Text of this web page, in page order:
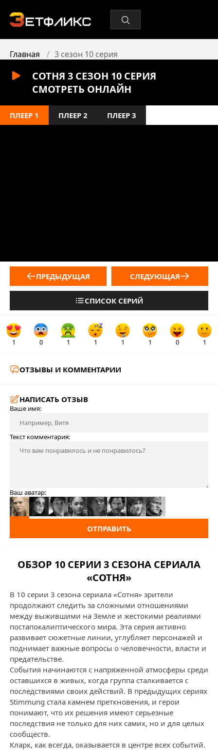
Главная 3 сезон 10 серия
СОТНЯ 3 СЕЗОН 10 СЕРИЯ
СМОТРЕТЬ ОНЛАЙН
ПЛЕЕР 1 ПЛЕЕР 2 ПЛЕЕР 3
ПРЕДЫДУЩАЯ
СПИСОК СЕРИЙ
СЛЕДУЮЩАЯ
1 0 1 1 1 1 0 1
ОТЗЫВЫ И КОММЕНТАРИИ
НАПИСАТЬ ОТЗЫВ
Ваше имя:
Текст комментария:
Ваш аватар:
ОТПРАВИТЬ
ОБЗОР 10 СЕРИИ 3 СЕЗОНА СЕРИАЛА
«СОТНЯ»
В 10 серии 3 сезона сериала «Сотня» зрители
продолжают следить за сложными отношениями
между выжившими на Земле и жестокими реалиями
постапокалиптического мира. Эта серия активно
развивает сюжетные линии, углубляет персонажей и
поднимает важные вопросы о человечности, власти и
предательстве.
События начинаются с напряженной атмосферы среди
оставшихся в живых, когда группа сталкивается с
последствиями своих действий. В предыдущих сериях
Stimmung стала камнем преткновения, и герои
понимают, что их решения имеют серьезные
последствия не только для них самих, но и для целых
сообществ.
Кларк, как всегда, оказывается в центре всех событий.